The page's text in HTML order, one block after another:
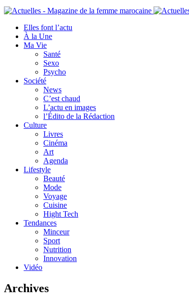
Elles font l’actu
À la Une
Ma Vie
Santé
Sexo
Psycho
Société
News
C’est chaud
L’actu en images
l’Édito de la Rédaction
Culture
Livres
Cinéma
Art
Agenda
Lifestyle
Beauté
Mode
Voyage
Cuisine
Hight Tech
Tendances
Minceur
Sport
Nutrition
Innovation
Vidéo
Archives